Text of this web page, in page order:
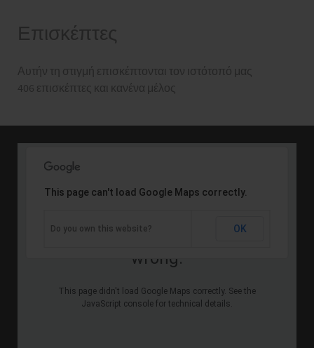
Επισκέπτες
Αυτήν τη στιγμή επισκέπτονται τον ιστότοπό μας
406 επισκέπτες και κανένα μέλος
Oops! Something went
wrong.
This page didn't load Google Maps correctly. See the
JavaScript console for technical details.
This page can't load Google Maps correctly.
Do you own this website? OK